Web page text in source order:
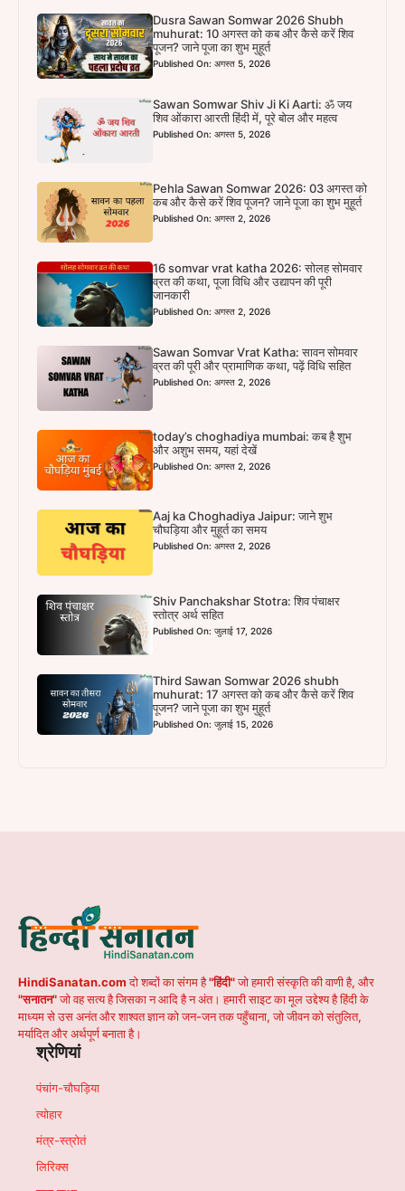
Dusra Sawan Somwar 2026 Shubh
muhurat: 10 अगस्त को कब और कैसे करें शिव
पूजन? जाने पूजा का शुभ मुहूर्त
Published On: अगस्त 5, 2026
Sawan Somwar Shiv Ji Ki Aarti: ॐ जय
शिव ओंकारा आरती हिंदी में, पूरे बोल और महत्व
Published On: अगस्त 5, 2026
Pehla Sawan Somwar 2026: 03 अगस्त को
कब और कैसे करें शिव पूजन? जाने पूजा का शुभ मुहूर्त
Published On: अगस्त 2, 2026
16 somvar vrat katha 2026: सोलह सोमवार
व्रत की कथा, पूजा विधि और उद्यापन की पूरी
जानकारी
Published On: अगस्त 2, 2026
Sawan Somvar Vrat Katha: सावन सोमवार
व्रत की पूरी और प्रामाणिक कथा, पढ़ें विधि सहित
Published On: अगस्त 2, 2026
today’s choghadiya mumbai: कब है शुभ
और अशुभ समय, यहां देखें
Published On: अगस्त 2, 2026
Aaj ka Choghadiya Jaipur: जाने शुभ
चौघड़िया और मुहूर्त का समय
Published On: अगस्त 2, 2026
Shiv Panchakshar Stotra: शिव पंचाक्षर
स्तोत्र अर्थ सहित
Published On: जुलाई 17, 2026
Third Sawan Somwar 2026 shubh
muhurat: 17 अगस्त को कब और कैसे करें शिव
पूजन? जाने पूजा का शुभ मुहूर्त
Published On: जुलाई 15, 2026
HindiSanatan.comदो शब्दों का संगम है"हिंदी"जो हमारी संस्कृति की वाणी है, और
"सनातन"जो वह सत्य है जिसका न आदि है न अंत। हमारी साइट का मूल उद्देश्य है हिंदी के
माध्यम से उस अनंत और शाश्वत ज्ञान को जन-जन तक पहुँचाना, जो जीवन को संतुलित,
मर्यादित और अर्थपूर्ण बनाता है।
श्रेणियां
पंचांग-चौघड़िया
त्योहार
मंत्र-स्त्रोतं
लिरिक्स